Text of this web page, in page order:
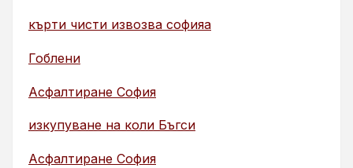
кърти чисти извозва софияа
Гоблени
Асфалтиране София
изкупуване на коли Бъгси
Асфалтиране София